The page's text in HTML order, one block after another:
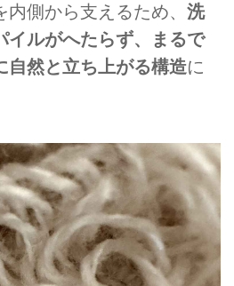
内側から支えるため、 洗
イルがへたらず、まるで
自然と立ち上がる構造に